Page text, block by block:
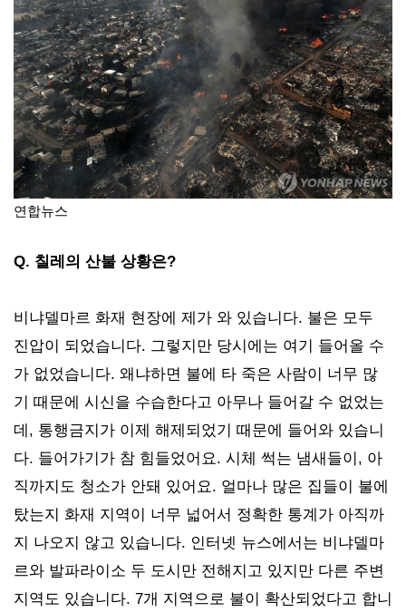
연합뉴스
Q. 칠레의 산불 상황은?
비냐델마르 화재 현장에 제가 와 있습니다. 불은 모두
진압이 되었습니다. 그렇지만 당시에는 여기 들어올 수
가 없었습니다. 왜냐하면 불에 타 죽은 사람이 너무 많
기 때문에 시신을 수습한다고 아무나 들어갈 수 없었는
데, 통행금지가 이제 해제되었기 때문에 들어와 있습니
다. 들어가기가 참 힘들었어요. 시체 썩는 냄새들이, 아
직까지도 청소가 안돼 있어요. 얼마나 많은 집들이 불에
탔는지 화재 지역이 너무 넓어서 정확한 통계가 아직까
지 나오지 않고 있습니다. 인터넷 뉴스에서는 비냐델마
르와 발파라이소 두 도시만 전해지고 있지만 다른 주변
지역도 있습니다. 7개 지역으로 불이 확산되었다고 합니